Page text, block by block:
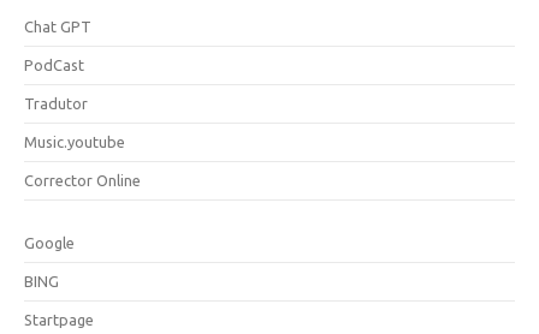
Chat GPT
PodCast
Tradutor
Music.youtube
Corrector Online
Google
BING
Startpage